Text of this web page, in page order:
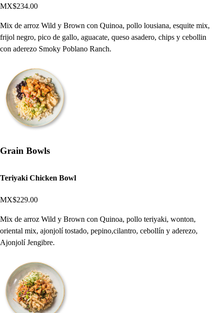
MX$234.00
Mix de arroz Wild y Brown con Quinoa, pollo lousiana, esquite mix,
frijol negro, pico de gallo, aguacate, queso asadero, chips y cebollin
con aderezo Smoky Poblano Ranch.
Grain Bowls
Teriyaki Chicken Bowl
MX$229.00
Mix de arroz Wild y Brown con Quinoa, pollo teriyaki, wonton,
oriental mix, ajonjolí tostado, pepino,cilantro, cebollín y aderezo,
Ajonjolí Jengibre.